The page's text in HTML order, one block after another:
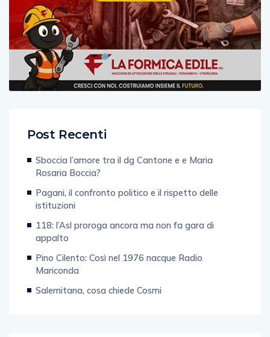
Post Recenti
Sboccia l’amore tra il dg Cantone e e Maria
Rosaria Boccia?
Pagani, il confronto politico e il rispetto delle
istituzioni
118: l’Asl proroga ancora ma non fa gara di
appalto
Pino Cilento: Così nel 1976 nacque Radio
Mariconda
Salernitana, cosa chiede Cosmi